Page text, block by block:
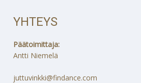
YHTEYS
Päätoimittaja:
Antti Niemelä
juttuvinkki@findance.com